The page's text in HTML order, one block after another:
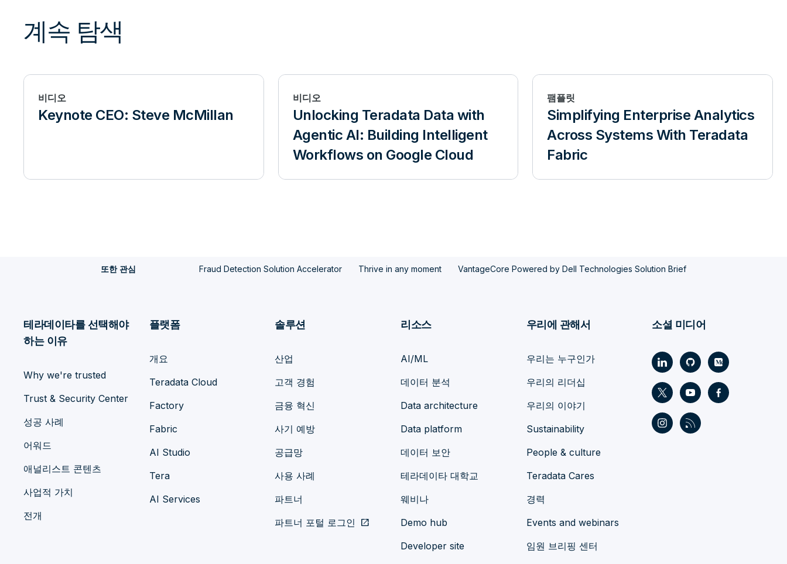
계속 탐색
비디오
Keynote CEO: Steve McMillan
비디오
Unlocking Teradata Data with
Agentic AI: Building Intelligent
Workflows on Google Cloud
팸플릿
Simplifying Enterprise Analytics
Across Systems With Teradata
Fabric
또한 관심 Fraud Detection Solution Accelerator Thrive in any moment VantageCore Powered by Dell Technologies Solution Brief
테라데이타를 선택해야
하는 이유
Why we're trusted
Trust & Security Center
성공 사례
어워드
애널리스트 콘텐츠
사업적 가치
전개
플랫폼
개요
Teradata Cloud
Factory
Fabric
AI Studio
Tera
AI Services
솔루션
산업
고객 경험
금융 혁신
사기 예방
공급망
사용 사례
파트너
파트너 포털 로그인 open_in_new
리소스
AI/ML
데이터 분석
Data architecture
Data platform
데이터 보안
테라데이타 대학교
웨비나
Demo hub
Developer site
우리에 관해서
우리는 누구인가
우리의 리더십
우리의 이야기
Sustainability
People & culture
Teradata Cares
경력
Events and webinars
임원 브리핑 센터
소셜 미디어